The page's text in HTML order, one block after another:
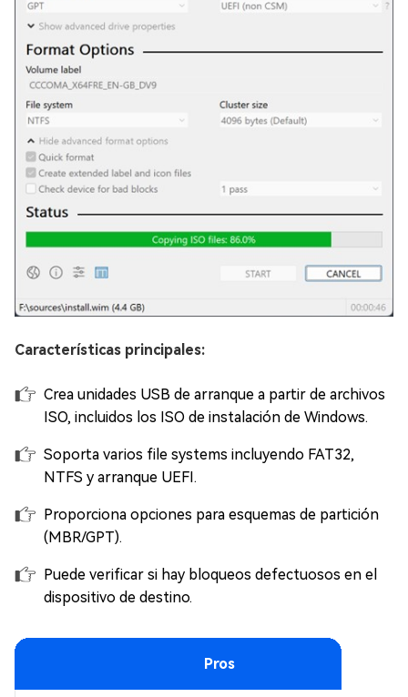
Características principales:
Crea unidades USB de arranque a partir de archivos
ISO, incluidos los ISO de instalación de Windows.
Soporta varios file systems incluyendo FAT32,
NTFS y arranque UEFI.
Proporciona opciones para esquemas de partición
(MBR/GPT).
Puede verificar si hay bloqueos defectuosos en el
dispositivo de destino.
Pros